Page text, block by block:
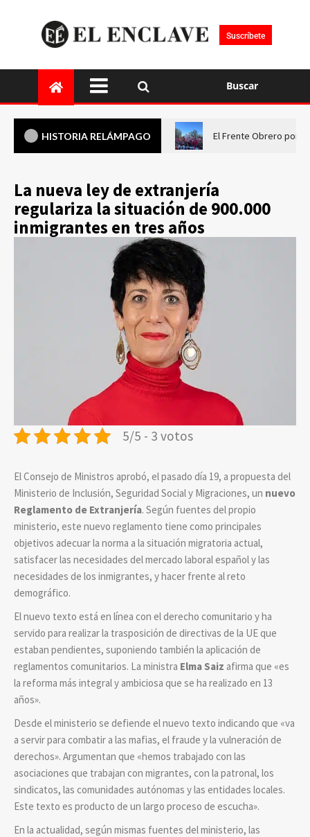
Suscríbete
Buscar
HISTORIA RELÁMPAGO El Frente Obrero pone
La nueva ley de extranjería
regulariza la situación de 900.000
inmigrantes en tres años
5/5 - 3 votos
El Consejo de Ministros aprobó, el pasado día 19, a propuesta del
Ministerio de Inclusión, Seguridad Social y Migraciones, un nuevo
Reglamento de Extranjería. Según fuentes del propio
ministerio, este nuevo reglamento tiene como principales
objetivos adecuar la norma a la situación migratoria actual,
satisfacer las necesidades del mercado laboral español y las
necesidades de los inmigrantes, y hacer frente al reto
demográfico.
El nuevo texto está en línea con el derecho comunitario y ha
servido para realizar la trasposición de directivas de la UE que
estaban pendientes, suponiendo también la aplicación de
reglamentos comunitarios. La ministra Elma Saiz afirma que «es
la reforma más integral y ambiciosa que se ha realizado en 13
años».
Desde el ministerio se defiende el nuevo texto indicando que «va
a servir para combatir a las mafias, el fraude y la vulneración de
derechos». Argumentan que «hemos trabajado con las
asociaciones que trabajan con migrantes, con la patronal, los
sindicatos, las comunidades autónomas y las entidades locales.
Este texto es producto de un largo proceso de escucha».
En la actualidad, según mismas fuentes del ministerio, las